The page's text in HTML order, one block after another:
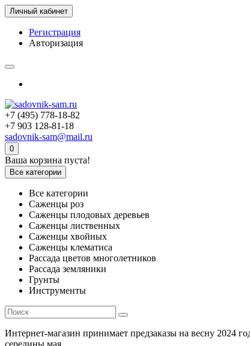
Личный кабинет
Регистрация
Авторизация
+7 (495) 778-18-82
+7 903 128-81-18
sadovnik-sam@mail.ru
0
Ваша корзина пуста!
Все категории
Все категории
Саженцы роз
Саженцы плодовых деревьев
Саженцы лиственных
Саженцы хвойных
Саженцы клематиса
Рассада цветов многолетников
Рассада земляники
Грунты
Инструменты
Интернет-магазин принимает предзаказы на весну 2024
середины мая.